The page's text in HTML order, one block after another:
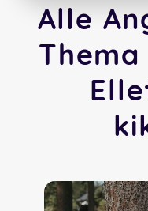
Alle